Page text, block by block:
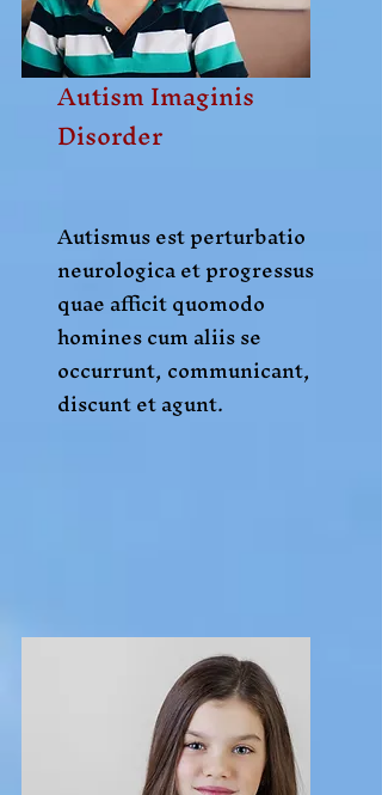
Autism Imaginis
Disorder
Autismus est perturbatio
neurologica et progressus
quae afficit quomodo
homines cum aliis se
occurrunt, communicant,
discunt et agunt.